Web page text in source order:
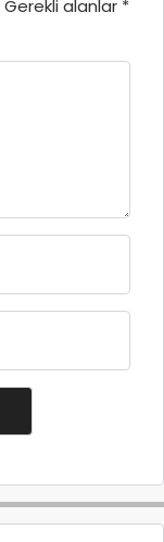
Gerekli alanlar *